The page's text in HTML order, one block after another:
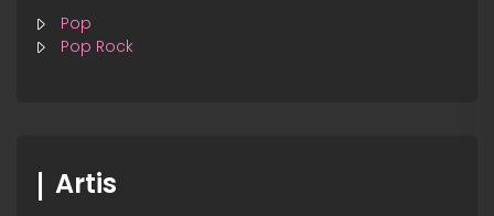
Pop
Pop Rock
Artis